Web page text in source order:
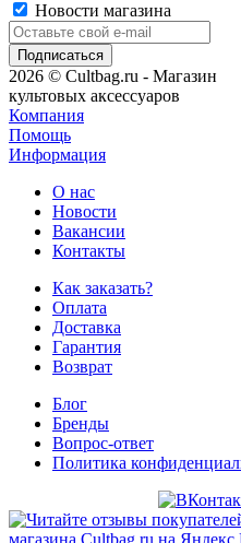
Новости магазина
2026 © Cultbag.ru - Магазин
культовых аксессуаров
Компания
Помощь
Информация
О нас
Новости
Вакансии
Контакты
Как заказать?
Оплата
Доставка
Гарантия
Возврат
Блог
Бренды
Вопрос-ответ
Политика